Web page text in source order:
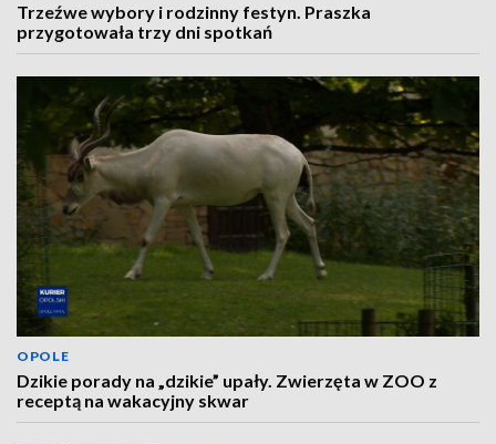
Trzeźwe wybory i rodzinny festyn. Praszka
przygotowała trzy dni spotkań
OPOLE
Dzikie porady na „dzikie” upały. Zwierzęta w ZOO z
receptą na wakacyjny skwar